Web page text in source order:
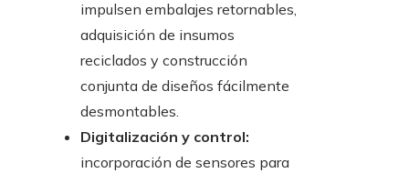
impulsen embalajes retornables,
adquisición de insumos
reciclados y construcción
conjunta de diseños fácilmente
desmontables.
Digitalización y control:
incorporación de sensores para